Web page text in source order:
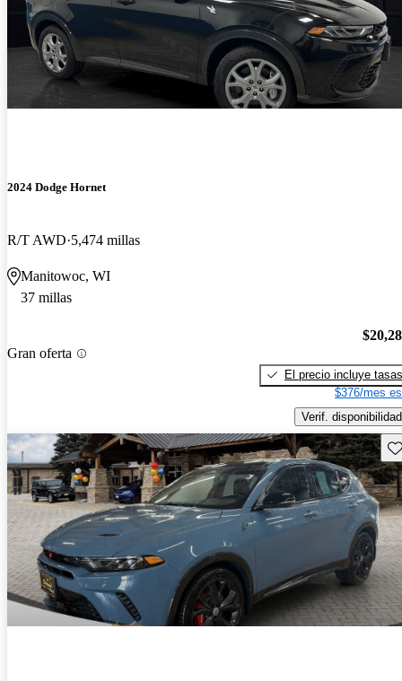
2024 Dodge Hornet
R/T AWD 5,474 millas
Manitowoc, WI
37 millas
Gran oferta
El precio incluye tasas
$376/mes
Verif. disponibilidad